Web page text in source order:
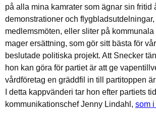
på alla mina kamrater som ägnar sin fritid
demonstrationer och
medlemsmöten, eller sliter på
mager ersättning, som gör sitt bästa för
beslutade politiska projekt. Att Snecker
hon kan göra för partiet är att ge
vårdföretag en gräddfil in till partitoppen
I detta kappvänderi tar hon efter partiets
kommunikationschef Jenny Lindahl, som i